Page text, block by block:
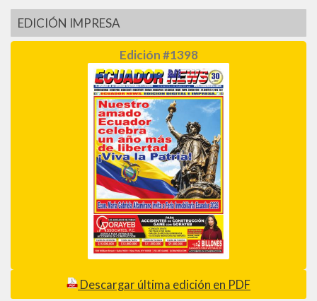
EDICIÓN IMPRESA
Edición #1398
Descargar última edición en PDF